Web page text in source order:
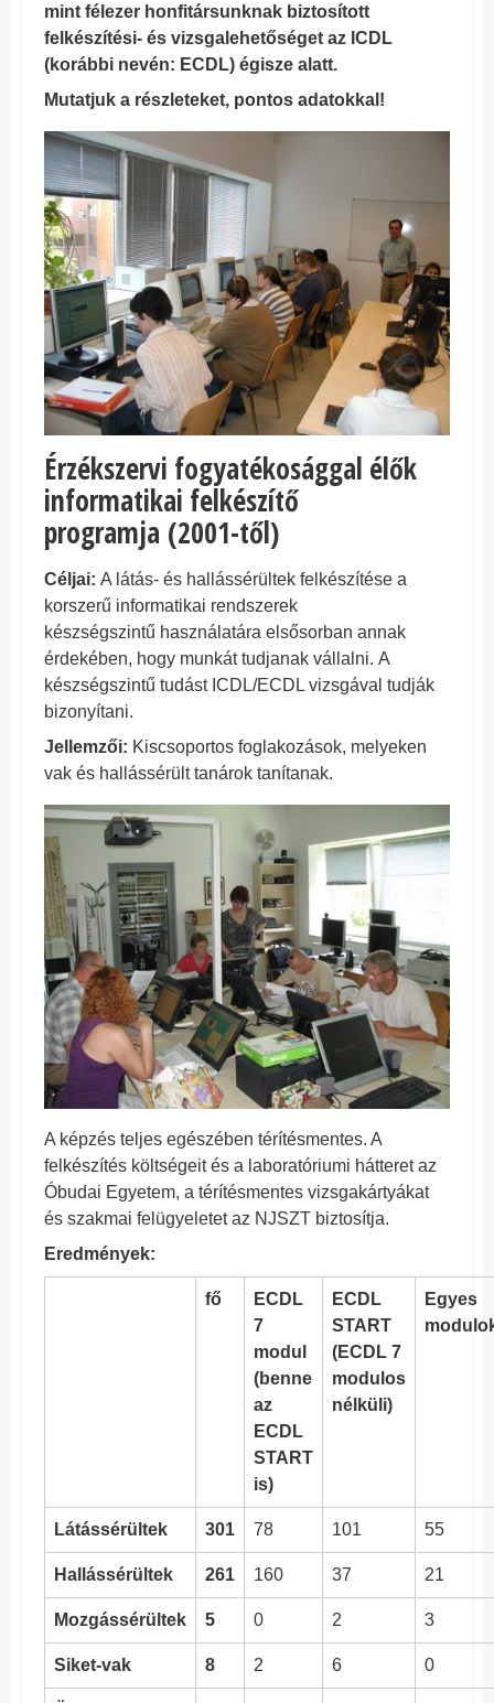
mint félezer honfitársunknak biztosított
felkészítési- és vizsgalehetőséget az ICDL
(korábbi nevén: ECDL) égisze alatt.
Mutatjuk a részleteket, pontos adatokkal!
Érzékszervi fogyatékosággal élők
informatikai felkészítő
programja (2001-től)
Céljai: A látás- és hallássérültek felkészítése a
korszerű informatikai rendszerek
készségszintű használatára elsősorban annak
érdekében, hogy munkát tudjanak vállalni. A
készségszintű tudást ICDL/ECDL vizsgával tudják
bizonyítani.
Jellemzői: Kiscsoportos foglakozások, melyeken
vak és hallássérült tanárok tanítanak.
A képzés teljes egészében térítésmentes. A
felkészítés költségeit és a laboratóriumi hátteret az
Óbudai Egyetem, a térítésmentes vizsgakártyákat
és szakmai felügyeletetaz NJSZT biztosítja.
Eredmények:
fő
ECDL
7
modul
(benne
az
ECDL
START
is)
ECDL
START
(ECDL 7
modulos
nélküli)
Egyes
Látássérültek 301 78 101 55
Hallássérültek 261 160 37 21
Mozgássérültek 5 0 2 3
Siket-vak 8 2 6 0